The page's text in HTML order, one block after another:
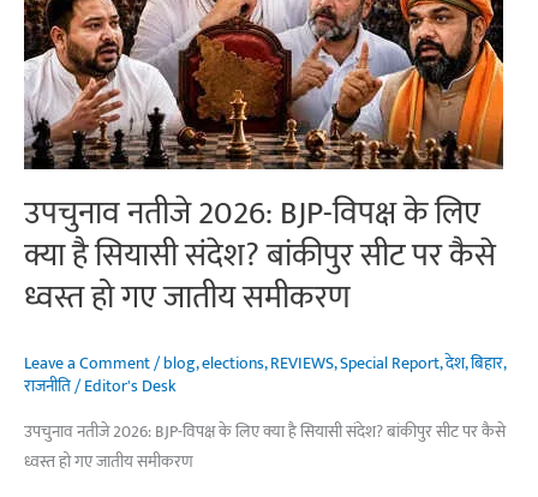
उपचुनाव नतीजे 2026: BJP-विपक्ष के लिए
क्या है सियासी संदेश? बांकीपुर सीट पर कैसे
ध्वस्त हो गए जातीय समीकरण
Leave a Comment/blog,elections,REVIEWS,Special Report,देश,बिहार,
राजनीति/Editor's Desk
उपचुनाव नतीजे 2026: BJP-विपक्ष के लिए क्या है सियासी संदेश? बांकीपुर सीट पर कैसे
ध्वस्त हो गए जातीय समीकरण